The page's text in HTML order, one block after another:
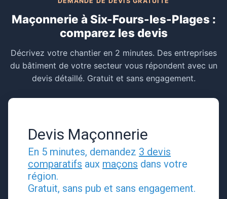
Maçonnerie à Six-Fours-les-Plages :
comparez les devis
Décrivez votre chantier en 2 minutes. Des entreprises
du bâtiment de votre secteur vous répondent avec un
devis détaillé. Gratuit et sans engagement.
Devis Maçonnerie
En 5 minutes, demandez 3 devis
comparatifs aux maçons dans votre
région.
Gratuit, sans pub et sans engagement.